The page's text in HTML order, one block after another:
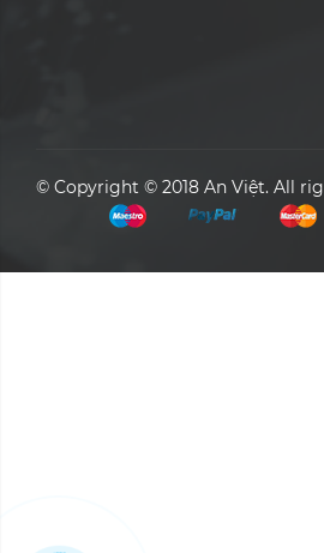
© Copyright © 2018 An Việt. All